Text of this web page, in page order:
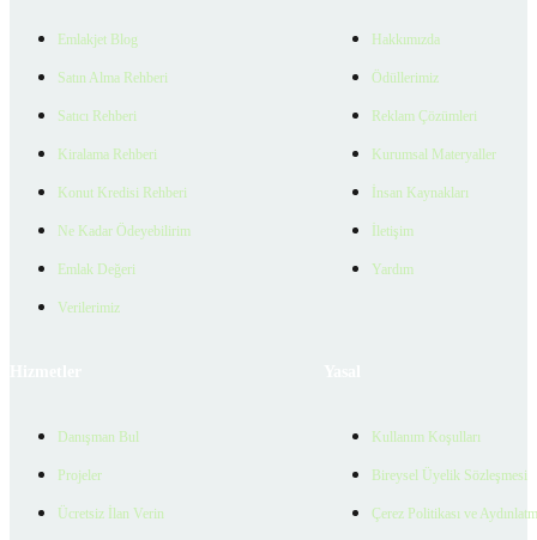
Emlakjet Blog
Satın Alma Rehberi
Satıcı Rehberi
Kiralama Rehberi
Konut Kredisi Rehberi
Ne Kadar Ödeyebilirim
Emlak Değeri
Verilerimiz
Hakkımızda
Ödüllerimiz
Reklam Çözümleri
Kurumsal Materyaller
İnsan Kaynakları
İletişim
Yardım
Danışman Bul
Projeler
Ücretsiz İlan Verin
Kullanım Koşulları
Bireysel Üyelik Sözleşmesi
Çerez Politikası ve